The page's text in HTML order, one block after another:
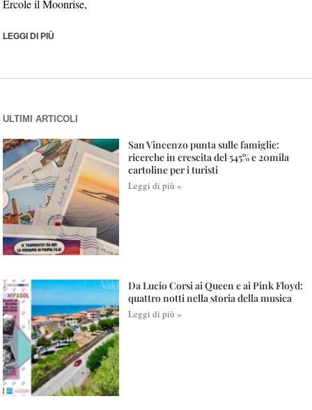
Ercole il Moonrise,
LEGGI DI PIÙ
ULTIMI ARTICOLI
San Vincenzo punta sulle famiglie:
ricerche in crescita del 545% e 20mila
cartoline per i turisti
Leggi di più »
Da Lucio Corsi ai Queen e ai Pink Floyd:
quattro notti nella storia della musica
Leggi di più »